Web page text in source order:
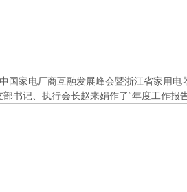
家电厂商互融发展峰会暨浙江省家用电
书记、执行会长赵来娟作了“年度工作报告